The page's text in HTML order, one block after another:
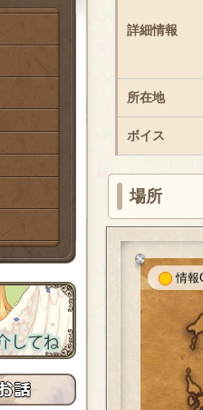
詳細情報
所在地
ボイス
場所
情報